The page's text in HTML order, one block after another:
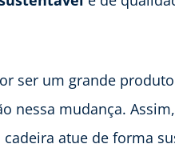
ser um grande
nessa mudança.
cadeira atue de forma